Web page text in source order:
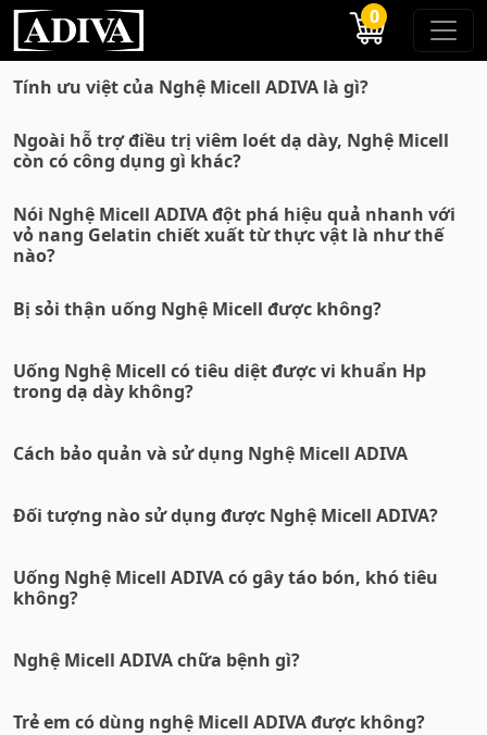
0
Tính ưu việt của Nghệ Micell ADIVA là gì?
Ngoài hỗ trợ điều trị viêm loét dạ dày, Nghệ Micell
còn có công dụng gì khác?
Nói Nghệ Micell ADIVA đột phá hiệu quả nhanh với
vỏ nang Gelatin chiết xuất từ thực vật là như thế
nào?
Bị sỏi thận uống Nghệ Micell được không?
Uống Nghệ Micell có tiêu diệt được vi khuẩn Hp
trong dạ dày không?
Cách bảo quản và sử dụng Nghệ Micell ADIVA
Đối tượng nào sử dụng được Nghệ Micell ADIVA?
Uống Nghệ Micell ADIVA có gây táo bón, khó tiêu
không?
Nghệ Micell ADIVA chữa bệnh gì?
Trẻ em có dùng nghệ Micell ADIVA được không?